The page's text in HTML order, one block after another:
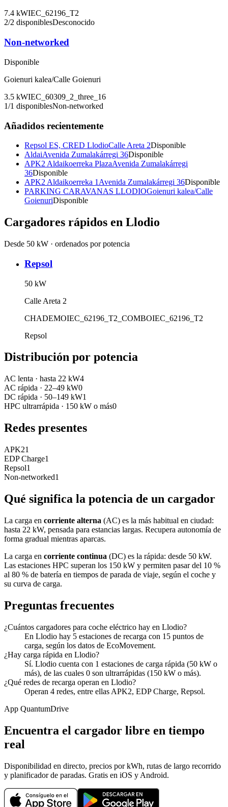
7.4 kWIEC_62196_T2
2/2 disponiblesDesconocido
Non-networked
Disponible
Goienuri kalea/Calle Goienuri
3.5 kWIEC_60309_2_three_16
1/1 disponiblesNon-networked
Añadidos recientemente
Repsol ES, CRED LlodioCalle Areta 2Disponible
AldaiAvenida Zumalakárregi 36Disponible
APK2 Aldaikoerreka PlazaAvenida Zumalakárregi
36Disponible
APK2 Aldaikoerreka 1 Avenida Zumalakárregi 36Disponible
PARKING CARAVANAS LLODIOGoienuri kalea/Calle
GoienuriDisponible
Cargadores rápidos en Llodio
Desde 50 kW · ordenados por potencia
Repsol
50 kW
Calle Areta 2
CHADEMOIEC_62196_T2_COMBOIEC_62196_T2
Repsol
Distribución por potencia
AC lenta · hasta 22 kW4
AC rápida · 22–49 kW0
DC rápida · 50–149 kW1
HPC ultrarrápida · 150 kW o más0
Redes presentes
APK21
EDP Charge1
Repsol1
Non-networked1
Qué significa la potencia de un cargador
La carga en corriente alterna (AC) es la más habitual en ciudad:
hasta 22 kW, pensada para estancias largas. Recupera autonomía de
forma gradual mientras aparcas.
La carga en corriente continua (DC) es la rápida: desde 50 kW.
Las estaciones HPC superan los 150 kW y permiten pasar del 10 %
al 80 % de batería en tiempos de parada de viaje, según el coche y
su curva de carga.
Preguntas frecuentes
¿Cuántos cargadores para coche eléctrico hay en Llodio?
En Llodio hay 5 estaciones de recarga con 15 puntos de
carga, según los datos de EcoMovement.
¿Hay carga rápida en Llodio?
Sí. Llodio cuenta con 1 estaciones de carga rápida (50 kW o
más), de las cuales 0 son ultrarrápidas (150 kW o más).
¿Qué redes de recarga operan en Llodio?
Operan 4 redes, entre ellas APK2, EDP Charge, Repsol.
App QuantumDrive
Encuentra el cargador libre en tiempo
real
Disponibilidad en directo, precios por kWh, rutas de largo recorrido
y planificador de paradas. Gratis en iOS y Android.